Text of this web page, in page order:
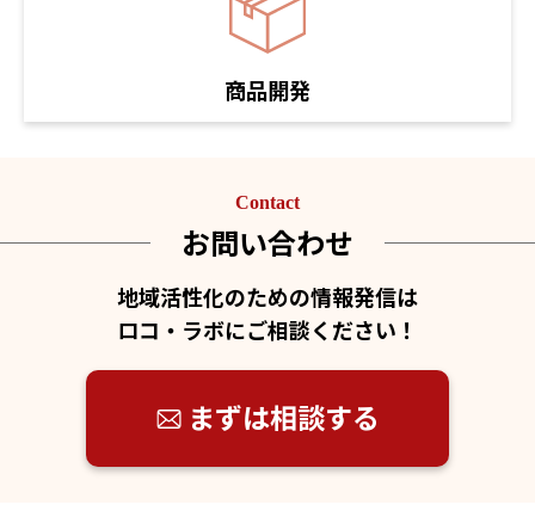
商品開発
Contact
お問い合わせ
地域活性化のための情報発信は
ロコ・ラボにご相談ください！
まずは相談する